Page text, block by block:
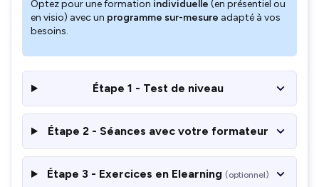
Optez pour une formation individuelle (en présentiel ou
en visio) avec un programme sur-mesure adapté à vos
besoins.
Étape 1 - Test de niveau
Étape 2 - Séances avec votre formateur
Étape 3 - Exercices en Elearning (optionnel)